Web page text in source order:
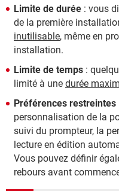
Limite de durée : vous
de la première
inutilisable, même en
installation.
Limite de temps :
limité à une durée
Préférences restreintes
personnalisation de la
suivi du prompteur, la
lecture en édition
Vous pouvez définir
rebours avant